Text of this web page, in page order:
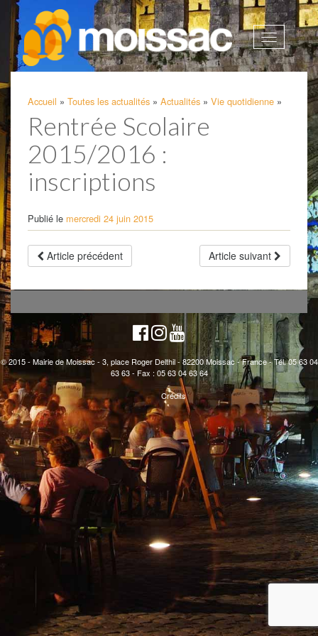
Afficher
la
Accueil » Toutes les actualités » Actualités » Vie quotidienne »
Rentrée Scolaire
2015/2016 :
inscriptions
Publié le mercredi 24 juin 2015
Article précédent Article suivant
© 2015 - Mairie de Moissac - 3, place Roger Delthil - 82200 Moissac - France - Tél. 05 63 04
63 63 - Fax : 05 63 04 63 64
Crédits